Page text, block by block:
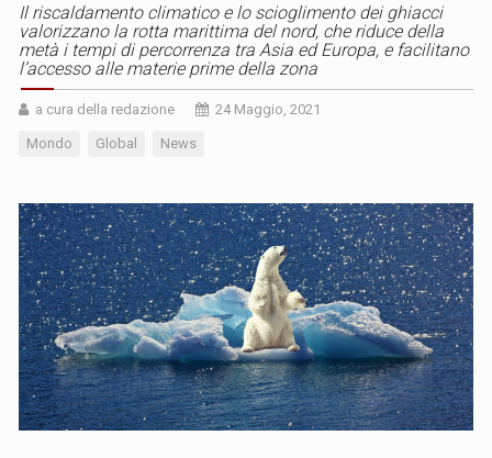
Il riscaldamento climatico e lo scioglimento dei ghiacci
valorizzano la rotta marittima del nord, che riduce della
metà i tempi di percorrenza tra Asia ed Europa, e facilitano
l’accesso alle materie prime della zona
a cura della redazione 24 Maggio, 2021
Mondo Global News